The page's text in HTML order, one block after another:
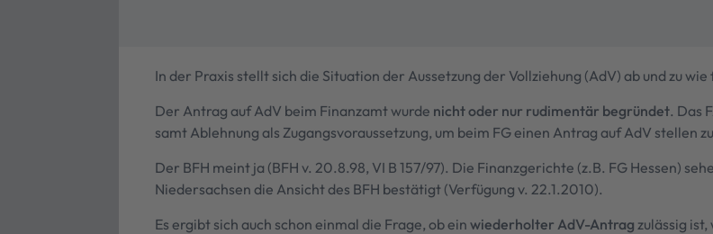
In der Praxis stellt sich die Situation der Aussetzung der Vollziehung (AdV) ab und zu
Der Antrag auf AdV beim Finanzamt wurde nicht oder nur rudimentär begründet. Das
samt Ablehnung als Zugangsvoraussetzung, um beim FG einen Antrag auf AdV stellen
Der BFH meint ja (BFH v. 20.8.98, VI B 157/97). Die Finanzgerichte (z.B. FG Hessen)
Niedersachsen die Ansicht des BFH bestätigt (Verfügung v. 22.1.2010).
Es ergibt sich auch schon einmal die Frage, ob ein wiederholter AdV-Antrag zulässig